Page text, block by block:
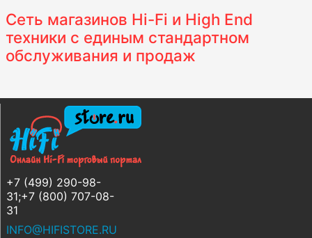
Сеть магазинов Hi-Fi и High End
техники с единым стандартном
обслуживания и продаж
+7 (499) 290-98-
31;+7 (800) 707-08-
31
INFO@HIFISTORE.RU